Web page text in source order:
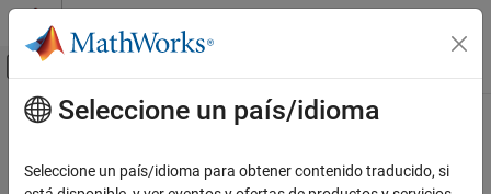
Saltar al contenido
Mostrar/ocultar menú de navegación
Inicio de Documentación
Contenido principal
savefig
Seleccione un país/idioma
Seleccione un país/idioma para obtener contenido traducido, si